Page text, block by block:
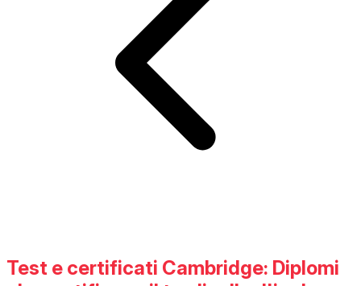
Test e certificati Cambridge: Diplomi